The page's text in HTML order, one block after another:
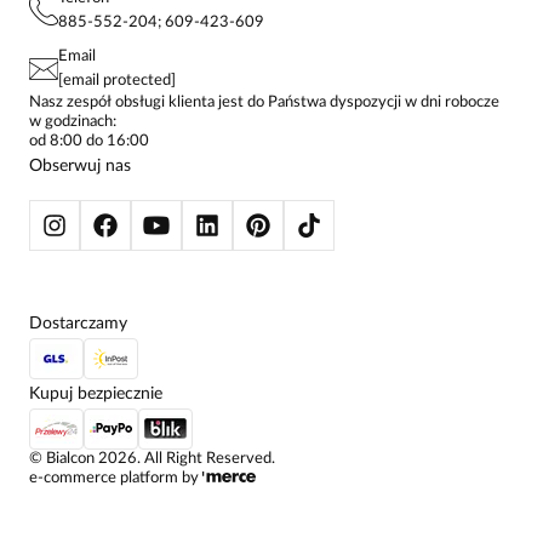
KONTAKTY
STREFA STAŁEGO KLIENTA
KOSZULE DAMSKIE
SPODNIE DAMSKIE
ŻAKIETY I MARYNARKI
SWETRY
BLUZY
885-552-204; 609-423-609
Email
[email protected]
Nasz zespół obsługi klienta jest do Państwa dyspozycji w dni robocze
w godzinach:
od 8:00 do 16:00
Obserwuj nas
© Bialcon 2026. All Right Reserved.
e-commerce platform by
Dostarczamy
Kupuj bezpiecznie